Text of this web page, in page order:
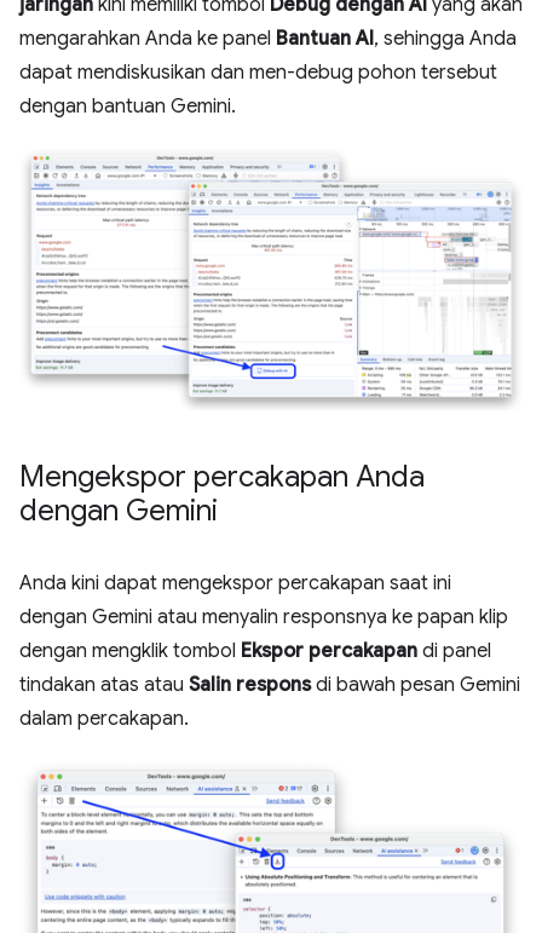
jaringan kini memiliki tombol Debug dengan AI yang akan
mengarahkan Anda ke panel Bantuan AI, sehingga Anda
dapat mendiskusikan dan men-debug pohon tersebut
dengan bantuan Gemini.
Mengekspor percakapan Anda
dengan Gemini
Anda kini dapat mengekspor percakapan saat ini
dengan Gemini atau menyalin responsnya ke papan klip
dengan mengklik tombol Ekspor percakapan di panel
tindakan atas atau Salin responsdi bawah pesan Gemini
dalam percakapan.